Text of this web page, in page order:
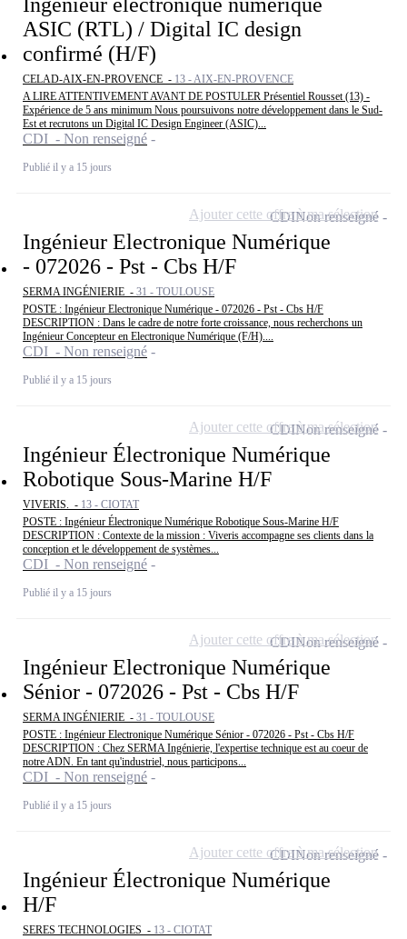
ASIC (RTL) / Digital IC design
confirmé (H/F)
CELAD-AIX-EN-PROVENCE - 13 - AIX-EN-PROVENCE
A LIRE ATTENTIVEMENT AVANT DE POSTULER Présentiel Rousset (13) -
Expérience de 5 ans minimum Nous poursuivons notre développement dans le Sud-
Est et recrutons un Digital IC Design Engineer (ASIC)...
CDI - Non renseigné
Publié il y a 15 jours
Ingénieur Electronique Numérique
- 072026 - Pst - Cbs H/F
SERMA INGÉNIERIE - 31 - TOULOUSE
POSTE : Ingénieur Electronique Numérique - 072026 - Pst - Cbs H/F
DESCRIPTION : Dans le cadre de notre forte croissance, nous recherchons un
Ingénieur Concepteur en Electronique Numérique (F/H)....
CDI - Non renseigné
Publié il y a 15 jours
CDINon renseigné
Ajouter cette offre à ma sélection
Ingénieur Électronique Numérique
Robotique Sous-Marine H/F
VIVERIS. - 13 - CIOTAT
POSTE : Ingénieur Électronique Numérique Robotique Sous-Marine H/F
DESCRIPTION : Contexte de la mission : Viveris accompagne ses clients dans la
conception et le développement de systèmes...
CDI - Non renseigné
Publié il y a 15 jours
CDINon renseigné
Ajouter cette offre à ma sélection
Ingénieur Electronique Numérique
Sénior - 072026 - Pst - Cbs H/F
SERMA INGÉNIERIE - 31 - TOULOUSE
POSTE : Ingénieur Electronique Numérique Sénior - 072026 - Pst - Cbs H/F
DESCRIPTION : Chez SERMA Ingénierie, l'expertise technique est au coeur de
notre ADN. En tant qu'industriel, nous participons...
CDI - Non renseigné
Publié il y a 15 jours
CDINon renseigné
Ajouter cette offre à ma sélection
Ingénieur Électronique Numérique
H/F
SERES TECHNOLOGIES - 13 - CIOTAT
CDINon renseigné
Ajouter cette offre à ma sélection